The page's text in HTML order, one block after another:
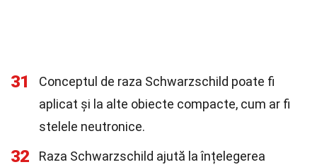
31
Conceptul de raza Schwarzschild poate fi
aplicat și la alte obiecte compacte, cum ar fi
stelele neutronice.
32
Raza Schwarzschild ajută la înțelegerea